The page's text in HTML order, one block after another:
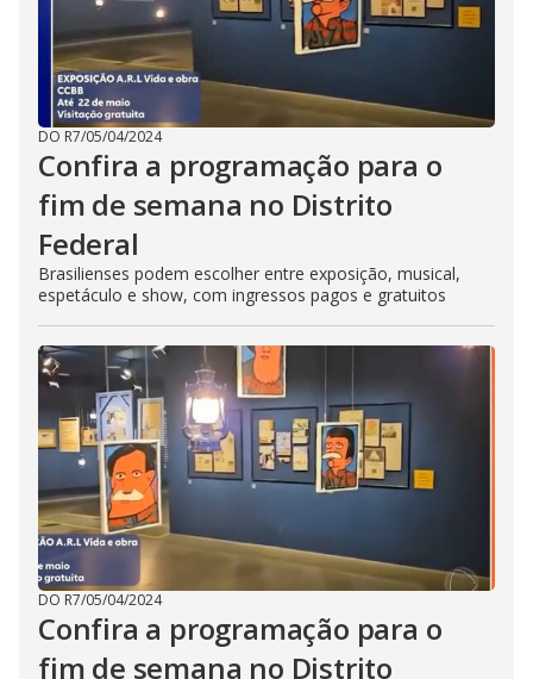
DO R7/05/04/2024
Confira a programação para o
fim de semana no Distrito
Federal
Brasilienses podem escolher entre exposição, musical,
espetáculo e show, com ingressos pagos e gratuitos
DO R7/05/04/2024
Confira a programação para o
fim de semana no Distrito